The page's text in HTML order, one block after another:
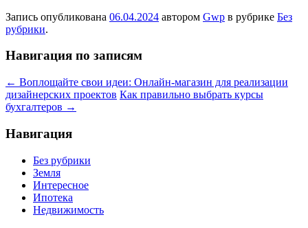
Запись опубликована 06.04.2024 автором Gwp в рубрике Без
рубрики.
Навигация по записям
← Воплощайте свои идеи: Онлайн-магазин для реализации
дизайнерских проектов Как правильно выбрать курсы
бухгалтеров →
Навигация
Без рубрики
Земля
Интересное
Ипотека
Недвижимость